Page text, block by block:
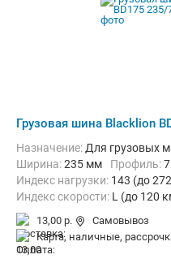
Грузовая шина Blacklion
Назначение: Для грузовых
Ширина:235 мм Профиль:
Индекс нагрузки: 143 (до
Индекс скорости: L (до 120
13,00 р.
Самовывоз
карта, наличные,